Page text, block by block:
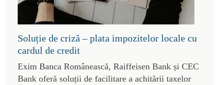
Soluție de criză – plata impozitelor locale cu
cardul de credit
Exim Banca Românească, Raiffeisen Bank și CEC
Bank oferă soluții de facilitare a achitării taxelor